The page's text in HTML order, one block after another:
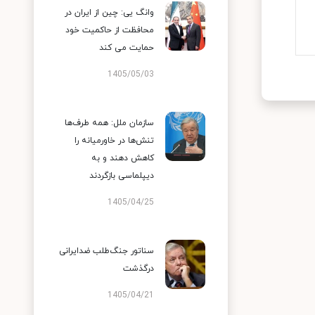
وانگ یی: چین از ایران در
محافظت از حاکمیت خود
حمایت می کند
1405/05/03
سازمان ملل: همه طرف‌ها
تنش‌ها در خاورمیانه را
کاهش دهند و به
دیپلماسی بازگردند
1405/04/25
سناتور جنگ‌طلب ضدایرانی
درگذشت
1405/04/21